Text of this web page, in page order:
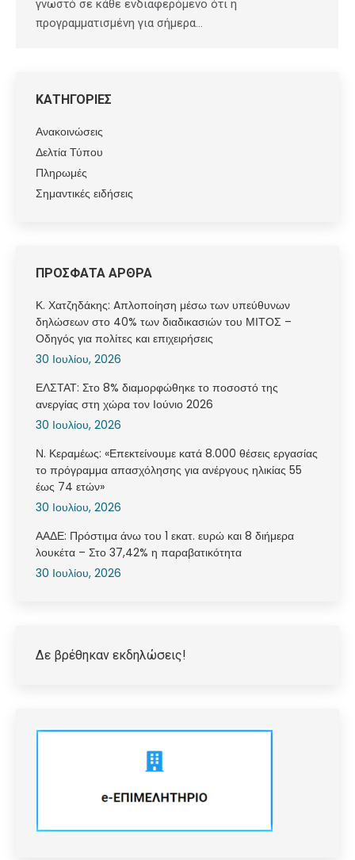
γνωστό σε κάθε ενδιαφερόμενο ότι η
προγραμματισμένη για σήμερα…
ΚΑΤΗΓΟΡΙΕΣ
Ανακοινώσεις
Δελτία Τύπου
Πληρωμές
Σημαντικές ειδήσεις
ΠΡΟΣΦΑΤΑ ΑΡΘΡΑ
Κ. Χατζηδάκης: Aπλοποίηση μέσω των υπεύθυνων
δηλώσεων στο 40% των διαδικασιών του ΜΙΤΟΣ –
Οδηγός για πολίτες και επιχειρήσεις
30 Ιουλίου, 2026
ΕΛΣΤΑΤ: Στο 8% διαμορφώθηκε το ποσοστό της
ανεργίας στη χώρα τον Ιούνιο 2026
30 Ιουλίου, 2026
Ν. Κεραμέως: «Επεκτείνουμε κατά 8.000 θέσεις εργασίας
το πρόγραμμα απασχόλησης για ανέργους ηλικίας 55
έως 74 ετών»
30 Ιουλίου, 2026
ΑΑΔΕ: Πρόστιμα άνω του 1 εκατ. ευρώ και 8 διήμερα
λουκέτα – Στο 37,42% η παραβατικότητα
30 Ιουλίου, 2026
Δε βρέθηκαν εκδηλώσεις!